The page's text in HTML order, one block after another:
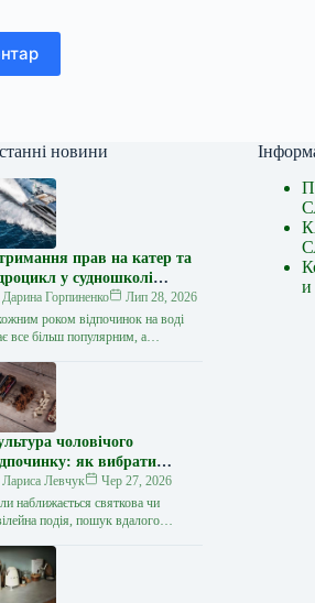
новини
прав на катер та
у судношколі
А»: від теорії до
Дарина Горпиненко
Лип 28, 2026
роком відпочинок на воді
все більш популярним, а
відкриває нові
чоловічого
як вибрати
та корисний
Лариса Левчук
Чер 27, 2026
наближається святкова чи
подія, пошук вдалого
людини нерідко
на складне завдання.
и